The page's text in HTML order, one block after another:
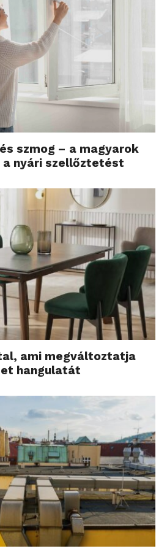
szmog – a magyarok
a nyári szellőztetést
ami megváltoztatja
hangulatát